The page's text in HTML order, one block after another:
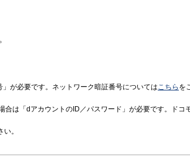
が必要です。ネットワーク暗証番号についてはこちら を
は「dアカウントのID／パスワード」が必要です。ドコ
。